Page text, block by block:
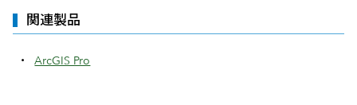
関連製品
ArcGIS Pro